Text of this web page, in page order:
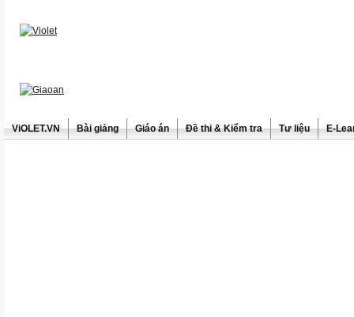
ViOLET.VN Bài giảng Giáo án Đề thi & Kiểm tra Tư liệu E-